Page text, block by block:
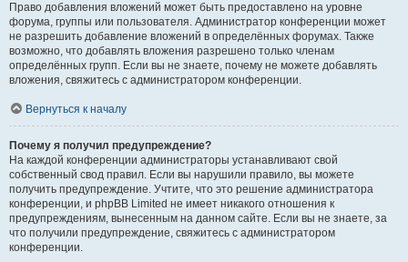
Право добавления вложений может быть предоставлено на уровне
форума, группы или пользователя. Администратор конференции может
не разрешить добавление вложений в определённых форумах. Также
возможно, что добавлять вложения разрешено только членам
определённых групп. Если вы не знаете, почему не можете добавлять
вложения, свяжитесь с администратором конференции.
Вернуться к началу
Почему я получил предупреждение?
На каждой конференции администраторы устанавливают свой
собственный свод правил. Если вы нарушили правило, вы можете
получить предупреждение. Учтите, что это решение администратора
конференции, и phpBB Limited не имеет никакого отношения к
предупреждениям, вынесенным на данном сайте. Если вы не знаете, за
что получили предупреждение, свяжитесь с администратором
конференции.